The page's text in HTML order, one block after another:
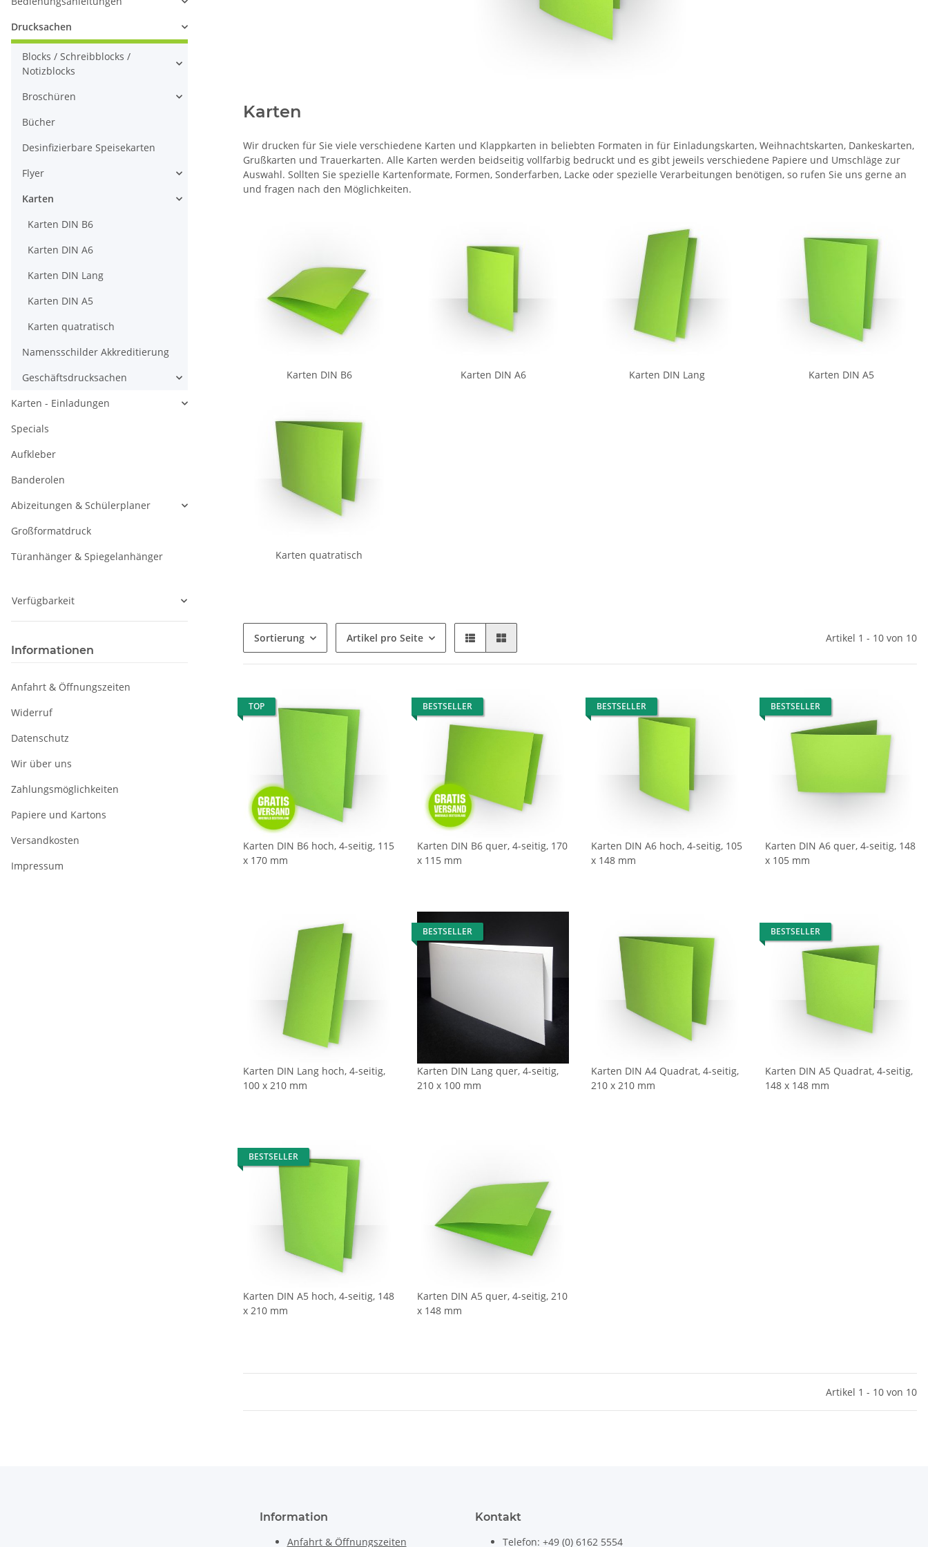
Karten
Wir drucken für Sie viele verschiedene Karten und Klappkarten in beliebten Formaten in für Einladungskarten, Weihnachtskarten, Dankeskarten,
Grußkarten und Trauerkarten. Alle Karten werden beidseitig vollfarbig bedruckt und es gibt jeweils verschiedene Papiere und Umschläge zur
Auswahl. Sollten Sie spezielle Kartenformate, Formen, Sonderfarben, Lacke oder spezielle Verarbeitungen benötigen, so rufen Sie uns gerne an
und fragen nach den Möglichkeiten.
Karten DIN B6 Karten DIN A6 Karten DIN Lang Karten DIN A5
Karten quatratisch
Sortierung Artikel pro Seite Artikel 1 - 10 von 10
TOP
Karten DIN B6 hoch, 4-seitig, 115
x 170 mm
BESTSELLER
Karten DIN B6 quer, 4-seitig, 170
x 115 mm
BESTSELLER
Karten DIN A6 hoch, 4-seitig, 105
x 148 mm
BESTSELLER
Karten DIN A6 quer, 4-seitig, 148
x 105 mm
Karten DIN Lang hoch, 4-seitig,
100 x 210 mm
BESTSELLER
Karten DIN Lang quer, 4-seitig,
210 x 100 mm
Karten DIN A4 Quadrat, 4-seitig,
210 x 210 mm
BESTSELLER
Karten DIN A5 Quadrat, 4-seitig,
148 x 148 mm
BESTSELLER
Karten DIN A5 hoch, 4-seitig, 148
x 210 mm
Karten DIN A5 quer, 4-seitig, 210
x 148 mm
Artikel 1 - 10 von 10
Drucksachen
Blocks / Schreibblocks /
Notizblocks
Broschüren
Bücher
Desinfizierbare Speisekarten
Flyer
Karten
Karten DIN B6
Karten DIN A6
Karten DIN Lang
Karten DIN A5
Karten quatratisch
Namensschilder Akkreditierung
Geschäftsdrucksachen
Karten - Einladungen
Specials
Aufkleber
Banderolen
Abizeitungen & Schülerplaner
Großformatdruck
Türanhänger & Spiegelanhänger
Verfügbarkeit
Informationen
Anfahrt & Öffnungszeiten
Widerruf
Datenschutz
Wir über uns
Zahlungsmöglichkeiten
Papiere und Kartons
Versandkosten
Impressum
Information
Anfahrt & Öffnungszeiten
Kontakt
Telefon: +49 (0) 6162 5554